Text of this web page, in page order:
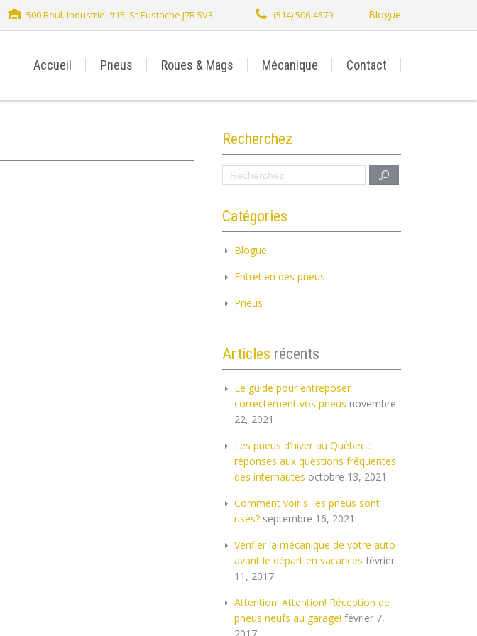
Blogue
500 Boul. Industriel #15, St-Eustache J7R 5V3 (514) 506-4579
Accueil Pneus Roues & Mags Mécanique Contact
Recherchez
Catégories
Blogue
Entretien des pneus
Pneus
Articles récents
Le guide pour entreposer
correctement vos pneus novembre
22, 2021
Les pneus d’hiver au Québec :
réponses aux questions fréquentes
des internautes octobre 13, 2021
Comment voir si les pneus sont
usés? septembre 16, 2021
Vérifier la mécanique de votre auto
avant le départ en vacances février
11, 2017
Attention! Attention! Réception de
pneus neufs au garage! février 7,